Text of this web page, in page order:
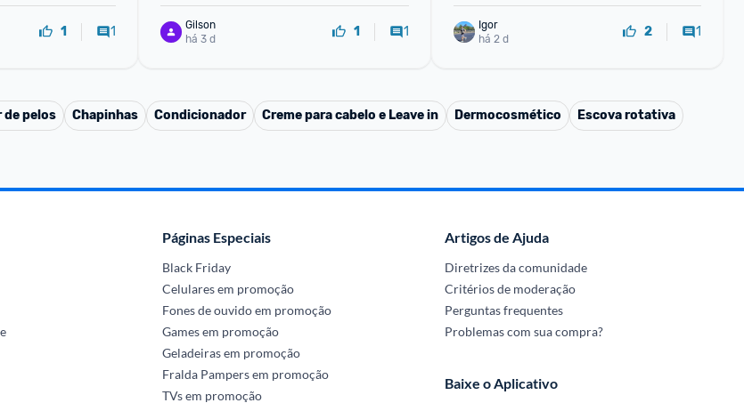
1 1
Lancôme, Frasco
Gilson
há 3 d
1 1
Igor
há 2 d
2 1
de pelos Chapinhas Condicionador Creme para cabelo e Leave in Dermocosmético Escova rotativa
Páginas Especiais
Black Friday
Celulares em promoção
Fones de ouvido em promoção
Games em promoção
Geladeiras em promoção
Fralda Pampers em promoção
TVs em promoção
Artigos de Ajuda
Diretrizes da comunidade
Critérios de moderação
Perguntas frequentes
Problemas com sua compra?
Baixe o Aplicativo